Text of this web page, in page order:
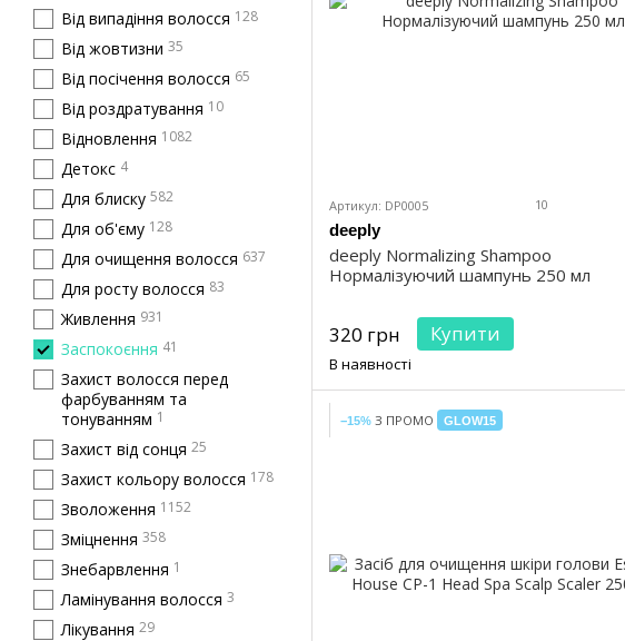
Артикул: DP0005 10
deeply
deeply Normalizing Shampoo
Нормалізуючий шампунь 250 мл
320 грн Купити
В наявності
−15% З ПРОМО GLOW15
Від випадіння волосся 128
Від жовтизни 35
Від посічення волосся 65
Від роздратування 10
Відновлення 1082
Детокс 4
Для блиску 582
Для об'єму 128
Для очищення волосся 637
Для росту волосся 83
Живлення 931
Заспокоєння 41
Захист волосся перед
фарбуванням та
тонуванням 1
Захист від сонця 25
Захист кольору волосся 178
Зволоження 1152
Зміцнення 358
Знебарвлення 1
Ламінування волосся 3
Лікування 29